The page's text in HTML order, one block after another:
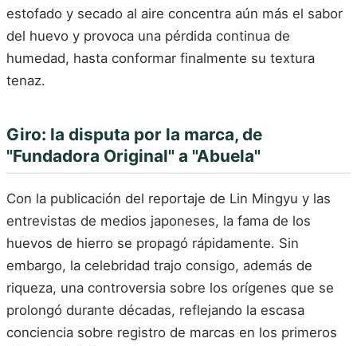
estofado y secado al aire concentra aún más el sabor
del huevo y provoca una pérdida continua de
humedad, hasta conformar finalmente su textura
tenaz.
Giro: la disputa por la marca, de
"Fundadora Original" a "Abuela"
Con la publicación del reportaje de Lin Mingyu y las
entrevistas de medios japoneses, la fama de los
huevos de hierro se propagó rápidamente. Sin
embargo, la celebridad trajo consigo, además de
riqueza, una controversia sobre los orígenes que se
prolongó durante décadas, reflejando la escasa
conciencia sobre registro de marcas en los primeros